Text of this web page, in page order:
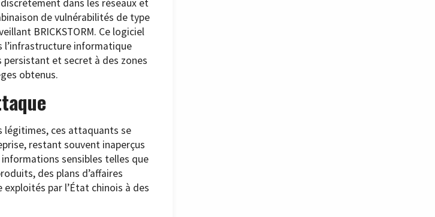
dans les réseaux et
de vulnérabilités de type
BRICKSTORM. Ce logiciel
l’infrastructure informatique
persistant et secret à des zones
obtenus.
ces attaquants se
restant souvent inaperçus
sensibles telles que
des plans d’affaires
par l’État chinois à des